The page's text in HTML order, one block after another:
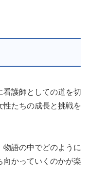
護師としての道を切
性たちの成長と挑戦を
物語の中でどのように
向かっていくのかが楽